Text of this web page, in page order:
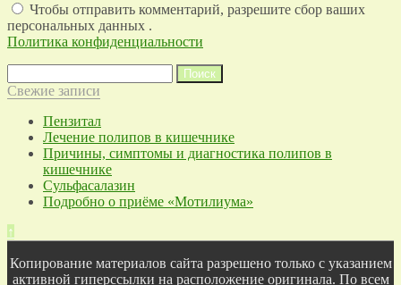
Чтобы отправить комментарий, разрешите сбор ваших
персональных данных .
Политика конфиденциальности
Свежие записи
Пензитал
Лечение полипов в кишечнике
Причины, симптомы и диагностика полипов в
кишечнике
Сульфасалазин
Подробно о приёме «Мотилиума»
↑
Копирование материалов сайта разрешено только с указанием
активной гиперссылки на расположение оригинала. По всем